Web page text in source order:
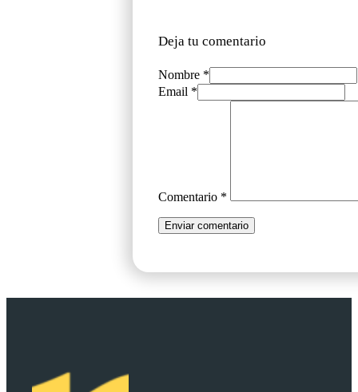
Deja tu comentario
Nombre *
Email *
Comentario *